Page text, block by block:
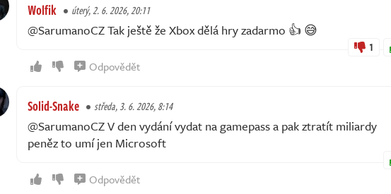
Wolfik úterý, 2. 6. 2026, 20:11
@SarumanoCZ Tak ještě že Xbox dělá hry zadarmo 👍 😅
1
Odpovědět
Solid-Snake středa, 3. 6. 2026, 8:14
@SarumanoCZ V den vydání vydat na gamepass a pak ztratít miliardy
peněz to umí jen Microsoft
Odpovědět